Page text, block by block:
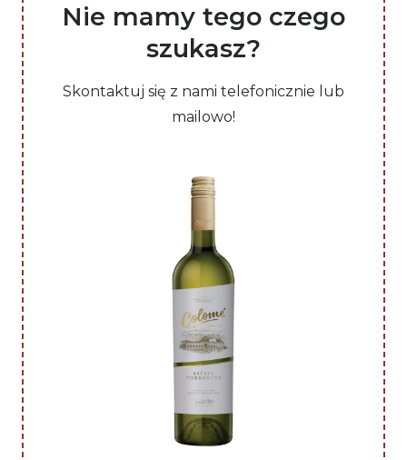
Nie mamy tego czego
szukasz?
Skontaktuj się z nami telefonicznie lub
mailowo!